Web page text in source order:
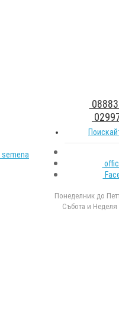
Понеделник до
Събота и Неделя